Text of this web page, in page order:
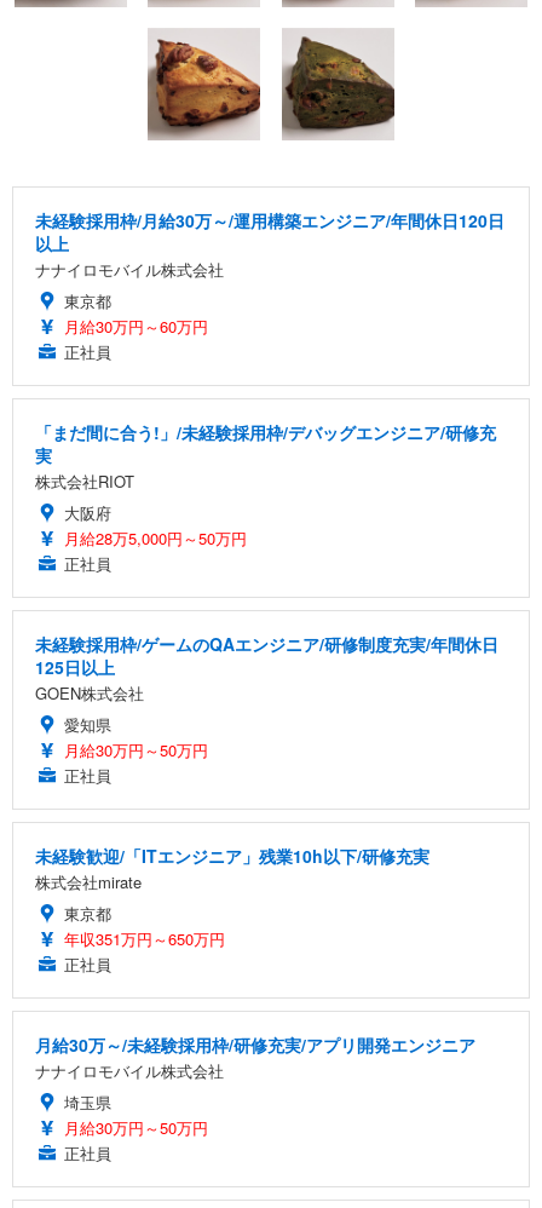
未経験採用枠/月給30万～/運用構築エンジニア/年間休日120日
以上
ナナイロモバイル株式会社
東京都
月給30万円～60万円
正社員
「まだ間に合う!」/未経験採用枠/デバッグエンジニア/研修充
実
株式会社RIOT
大阪府
月給28万5,000円～50万円
正社員
未経験採用枠/ゲームのQAエンジニア/研修制度充実/年間休日
125日以上
GOEN株式会社
愛知県
月給30万円～50万円
正社員
未経験歓迎/「ITエンジニア」残業10h以下/研修充実
株式会社mirate
東京都
年収351万円～650万円
正社員
月給30万～/未経験採用枠/研修充実/アプリ開発エンジニア
ナナイロモバイル株式会社
埼玉県
月給30万円～50万円
正社員